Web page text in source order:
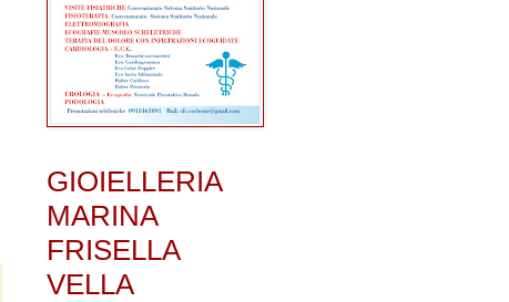
GIOIELLERIA
MARINA
FRISELLA
VELLA